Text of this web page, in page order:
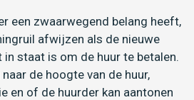
een zwaarwegend belang heeft,
afwijzen als de nieuwe
in staat is om de huur te betalen.
de hoogte van de huur,
en of de huurder kan aantonen